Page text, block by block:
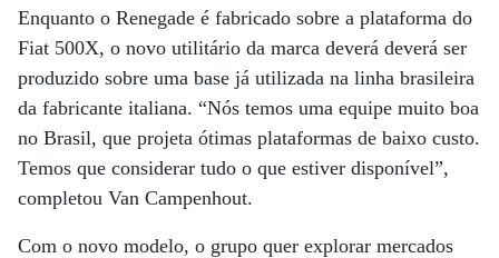
Enquanto o Renegade é fabricado sobre a plataforma do
Fiat 500X, o novo utilitário da marca deverá deverá ser
produzido sobre uma base já utilizada na linha brasileira
da fabricante italiana. “Nós temos uma equipe muito boa
no Brasil, que projeta ótimas plataformas de baixo custo.
Temos que considerar tudo o que estiver disponível”,
completou Van Campenhout.
Com o novo modelo, o grupo quer explorar mercados